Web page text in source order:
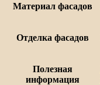
Материал фасадов
Отделка фасадов
Полезная
информация